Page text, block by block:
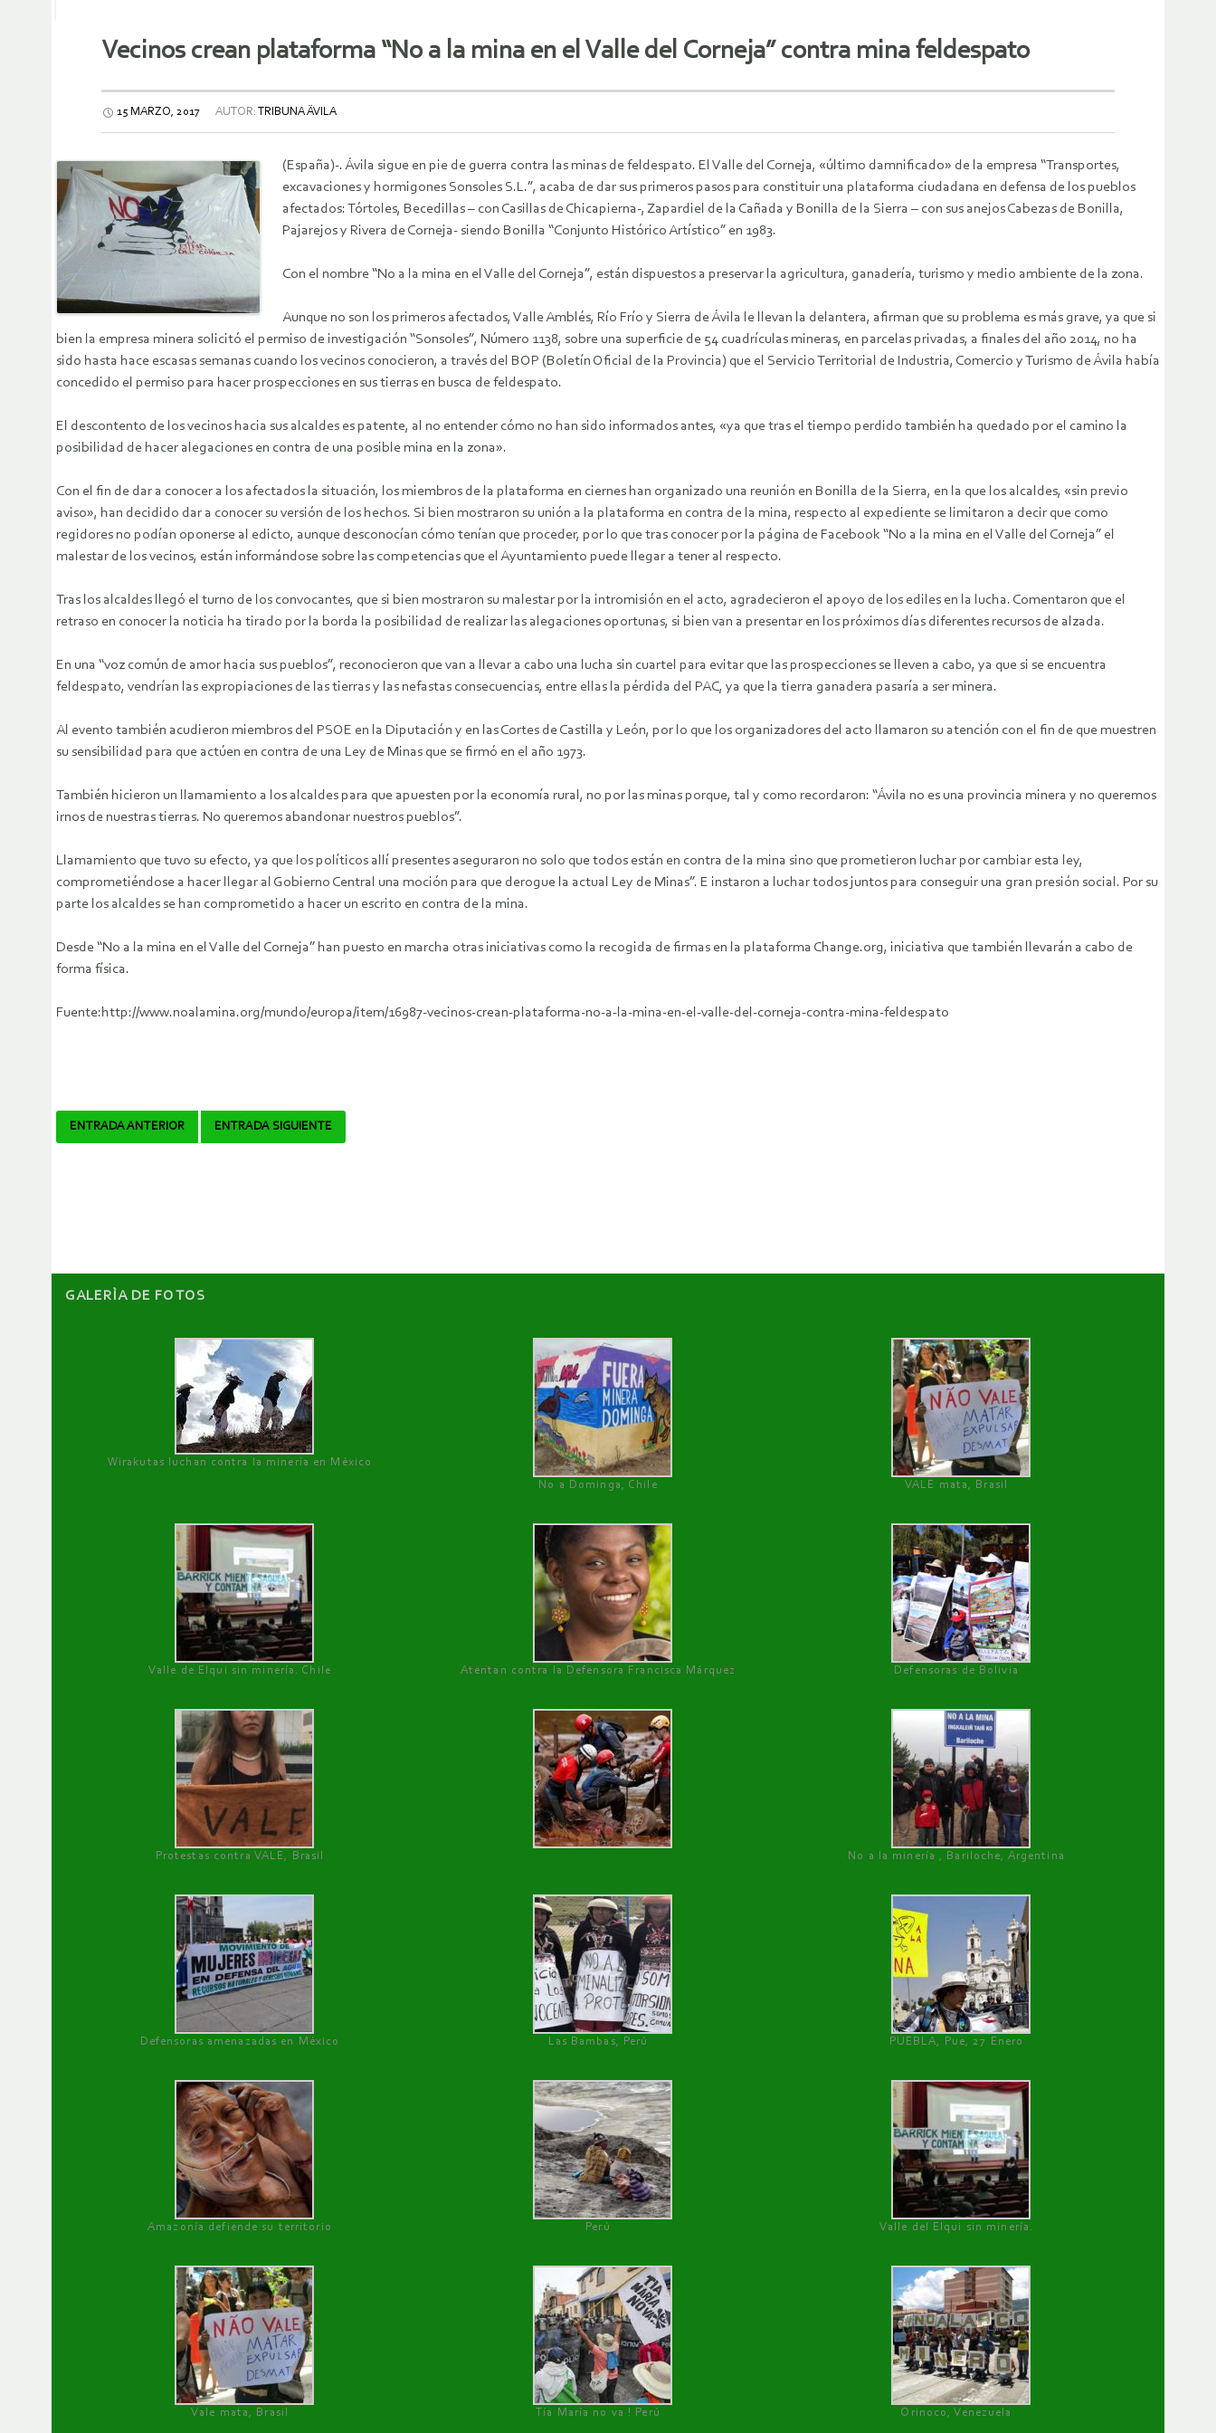
Vecinos crean plataforma “No a la mina en el Valle del Corneja” contra mina feldespato
15 MARZO, 2017 AUTOR: TRIBUNA ÄVILA
(España)-. Ávila sigue en pie de guerra contra las minas de feldespato. El Valle del Corneja, «último damnificado» de la empresa “Transportes,
excavaciones y hormigones Sonsoles S.L.”, acaba de dar sus primeros pasos para constituir una plataforma ciudadana en defensa de los pueblos
afectados: Tórtoles, Becedillas – con Casillas de Chicapierna-, Zapardiel de la Cañada y Bonilla de la Sierra – con sus anejos Cabezas de Bonilla,
Pajarejos y Rivera de Corneja- siendo Bonilla “Conjunto Histórico Artístico” en 1983.
Con el nombre “No a la mina en el Valle del Corneja”, están dispuestos a preservar la agricultura, ganadería, turismo y medio ambiente de la zona.
Aunque no son los primeros afectados, Valle Amblés, Río Frío y Sierra de Ávila le llevan la delantera, afirman que su problema es más grave, ya que si
bien la empresa minera solicitó el permiso de investigación “Sonsoles”, Número 1138, sobre una superficie de 54 cuadrículas mineras, en parcelas privadas, a finales del año 2014, no ha
sido hasta hace escasas semanas cuando los vecinos conocieron, a través del BOP (Boletín Oficial de la Provincia) que el Servicio Territorial de Industria, Comercio y Turismo de Ávila había
concedido el permiso para hacer prospecciones en sus tierras en busca de feldespato.
El descontento de los vecinos hacia sus alcaldes es patente, al no entender cómo no han sido informados antes, «ya que tras el tiempo perdido también ha quedado por el camino la
posibilidad de hacer alegaciones en contra de una posible mina en la zona».
Con el fin de dar a conocer a los afectados la situación, los miembros de la plataforma en ciernes han organizado una reunión en Bonilla de la Sierra, en la que los alcaldes, «sin previo
aviso», han decidido dar a conocer su versión de los hechos. Si bien mostraron su unión a la plataforma en contra de la mina, respecto al expediente se limitaron a decir que como
regidores no podían oponerse al edicto, aunque desconocían cómo tenían que proceder, por lo que tras conocer por la página de Facebook “No a la mina en el Valle del Corneja” el
malestar de los vecinos, están informándose sobre las competencias que el Ayuntamiento puede llegar a tener al respecto.
Tras los alcaldes llegó el turno de los convocantes, que si bien mostraron su malestar por la intromisión en el acto, agradecieron el apoyo de los ediles en la lucha. Comentaron que el
retraso en conocer la noticia ha tirado por la borda la posibilidad de realizar las alegaciones oportunas, si bien van a presentar en los próximos días diferentes recursos de alzada.
En una “voz común de amor hacia sus pueblos”, reconocieron que van a llevar a cabo una lucha sin cuartel para evitar que las prospecciones se lleven a cabo, ya que si se encuentra
feldespato, vendrían las expropiaciones de las tierras y las nefastas consecuencias, entre ellas la pérdida del PAC, ya que la tierra ganadera pasaría a ser minera.
Al evento también acudieron miembros del PSOE en la Diputación y en las Cortes de Castilla y León, por lo que los organizadores del acto llamaron su atención con el fin de que muestren
su sensibilidad para que actúen en contra de una Ley de Minas que se firmó en el año 1973.
También hicieron un llamamiento a los alcaldes para que apuesten por la economía rural, no por las minas porque, tal y como recordaron: “Ávila no es una provincia minera y no queremos
irnos de nuestras tierras. No queremos abandonar nuestros pueblos”.
Llamamiento que tuvo su efecto, ya que los políticos allí presentes aseguraron no solo que todos están en contra de la mina sino que prometieron luchar por cambiar esta ley,
comprometiéndose a hacer llegar al Gobierno Central una moción para que derogue la actual Ley de Minas”. E instaron a luchar todos juntos para conseguir una gran presión social. Por su
parte los alcaldes se han comprometido a hacer un escrito en contra de la mina.
Desde “No a la mina en el Valle del Corneja” han puesto en marcha otras iniciativas como la recogida de firmas en la plataforma Change.org, iniciativa que también llevarán a cabo de
forma física.
Fuente:http://www.noalamina.org/mundo/europa/item/16987-vecinos-crean-plataforma-no-a-la-mina-en-el-valle-del-corneja-contra-mina-feldespato
Navegador
ENTRADA ANTERIOR ENTRADA SIGUIENTE
GALERÌA DE FOTOS
Wirakutas luchan contra la minería en México
No a Dominga, Chile
VALE mata, Brasil
Valle de Elqui sin minería. Chile Atentan contra la Defensora Francisca Márquez Defensoras de Bolivia
Protestas contra VALE, Brasil No a la minería , Bariloche, Argentina
Defensoras amenazadas en México Las Bambas, Perú PUEBLA, Pue, 27 Enero
Amazonía defiende su territorio Perú Valle del Elqui sin minería.
Vale mata, Brasil Tía María no va ! Perú Orinoco, Venezuela